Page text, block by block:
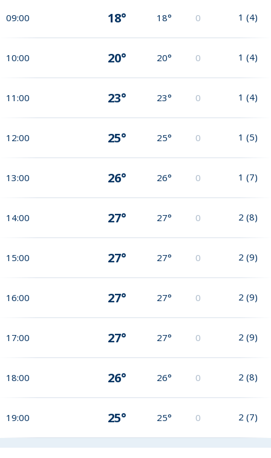
09:00 18° 18° 0 1 (4)
10:00 20° 20° 0 1 (4)
11:00 23° 23° 0 1 (4)
12:00 25° 25° 0 1 (5)
13:00 26° 26° 0 1 (7)
14:00 27° 27° 0 2 (8)
15:00 27° 27° 0 2 (9)
16:00 27° 27° 0 2 (9)
17:00 27° 27° 0 2 (9)
18:00 26° 26° 0 2 (8)
19:00 25° 25° 0 2 (7)